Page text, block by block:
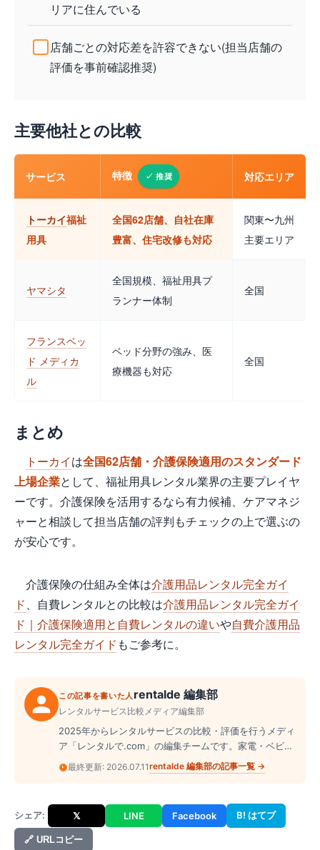
リアに住んでいる
店舗ごとの対応差を許容できない(担当店舗の
評価を事前確認推奨)
主要他社との比較
サービス 特徴 対応エリア
トーカイ福祉
用具
全国62店舗、自社在庫
豊富、住宅改修も対応
関東〜九州
主要エリア
ヤマシタ
全国規模、福祉用具プ
ランナー体制
全国
フランスベッ
ド メディカ
ル
ベッド分野の強み、医
療機器も対応
全国
まとめ
トーカイは全国62店舗・介護保険適用のスタンダード
上場企業として、福祉用具レンタル業界の主要プレイヤ
ーです。介護保険を活用するなら有力候補、ケアマネジ
ャーと相談して担当店舗の評判もチェックの上で選ぶの
が安心です。
介護保険の仕組み全体は介護用品レンタル完全ガイ
ド、自費レンタルとの比較は介護用品レンタル完全ガイ
ド｜介護保険適用と自費レンタルの違いや自費介護用品
レンタル完全ガイド もご参考に。
この記事を書いた人 rentalde 編集部
レンタルサービス比較メディア編集部
2025年からレンタルサービスの比較・評価を行うメディ
ア「レンタルで.com」の編集チームです。家電・ベビー
用品・ドレス・スーツケース・楽器など、幅広いジャン
ルのレンタル業者を実際に調査し、料金・サービス内
最終更新: 2026.07.11rentalde 編集部の記事一覧 →
シェア: 𝕏 LINE Facebook B! はてブ
🔗 URLコピー